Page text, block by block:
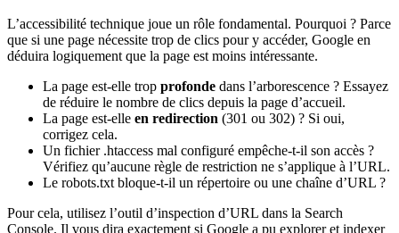
L’accessibilité technique joue un rôle fondamental. Pourquoi ? Parce
que si une page nécessite trop de clics pour y accéder, Google en
déduira logiquement que la page est moins intéressante.
La page est-elle trop profonde dans l’arborescence ? Essayez
de réduire le nombre de clics depuis la page d’accueil.
La page est-elle en redirection (301 ou 302) ? Si oui,
corrigez cela.
Un fichier .htaccess mal configuré empêche-t-il son accès ?
Vérifiez qu’aucune règle de restriction ne s’applique à l’URL.
Le robots.txt bloque-t-il un répertoire ou une chaîne d’URL ?
Pour cela, utilisez l’outil d’inspection d’URL dans la Search
Console. Il vous dira exactement si Google a pu explorer et indexer